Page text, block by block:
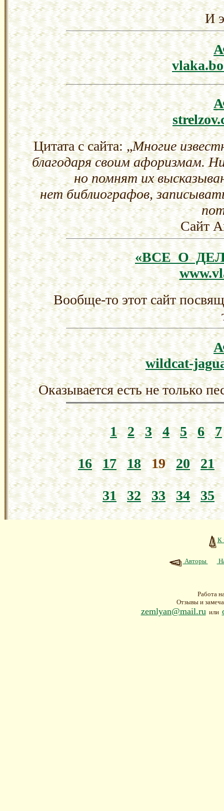
И
Цитата с сайта: „Многие
благодаря своим афоризмам.
но помнят их
нет библиографов,
Сайт
«ВСЕ О
Вообще-то этот сайт
wildcat-
Оказывается есть не только
1 2 3 4 5 6 7
16 17 18 19 20 21
31 32 33 34 35
К
Авторы
Работа
Отзывы и
zemlyan@mail.ruили